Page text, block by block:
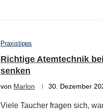
Praxistipps
Richtige Atemtechnik
senken
von Marlon 30. Dezember
Viele Taucher fragen sich,